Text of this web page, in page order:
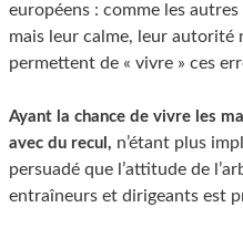
européens : comme les
mais leur calme, leur autorité
permettent de « vivre » ces
Ayant la chance de vivre les
avec du recul, n’étant plus
persuadé que l’attitude de
entraîneurs et dirigeants est